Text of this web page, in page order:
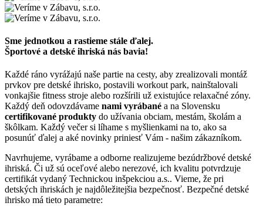
Sme jednotkou a rastieme stále ďalej.
Športové a detské ihriská nás bavia!
Každé ráno vyrážajú naše partie na cesty, aby zrealizovali montáž
prvkov pre detské ihrisko, postavili workout park, nainštalovali
vonkajšie fitness stroje alebo rozšírili už existujúce relaxačné zóny.
Každý deň odovzdávame nami vyrábané a na Slovensku
certifikované produkty do užívania obciam, mestám, školám a
škôlkam. Každý večer si líhame s myšlienkami na to, ako sa
posunúť ďalej a aké novinky priniesť Vám - našim zákazníkom.
Navrhujeme, vyrábame a odborne realizujeme bezúdržbové detské
ihriská. Či už sú oceľové alebo nerezové, ich kvalitu potvrdzuje
certifikát vydaný Technickou inšpekciou a.s.. Vieme, že pri
detských ihriskách je najdôležitejšia bezpečnosť. Bezpečné detské
ihrisko má tieto parametre: